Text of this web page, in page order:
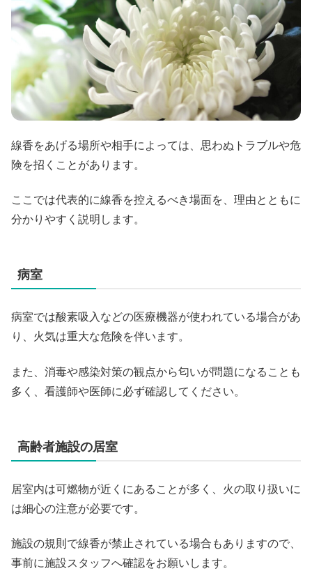
線香をあげる場所や相手によっては、思わぬトラブルや危
険を招くことがあります。
ここでは代表的に線香を控えるべき場面を、理由とともに
分かりやすく説明します。
病室
病室では酸素吸入などの医療機器が使われている場合があ
り、火気は重大な危険を伴います。
また、消毒や感染対策の観点から匂いが問題になることも
多く、看護師や医師に必ず確認してください。
高齢者施設の居室
居室内は可燃物が近くにあることが多く、火の取り扱いに
は細心の注意が必要です。
施設の規則で線香が禁止されている場合もありますので、
事前に施設スタッフへ確認をお願いします。